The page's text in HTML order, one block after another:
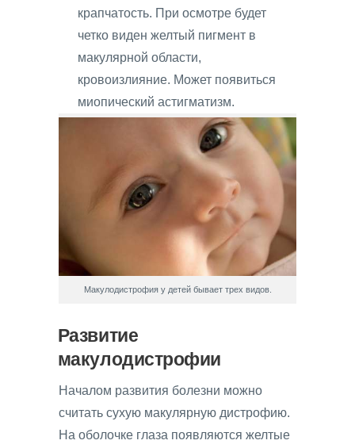
крапчатость. При осмотре будет
четко виден желтый пигмент в
макулярной области,
кровоизлияние. Может появиться
миопический астигматизм.
Макулодистрофия у детей бывает трех видов.
Развитие
макулодистрофии
Началом развития болезни можно
считать сухую макулярную дистрофию.
На оболочке глаза появляются желтые